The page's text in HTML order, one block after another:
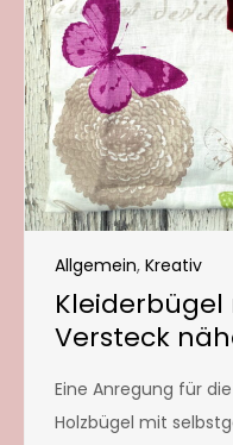
Allgemein, Kreativ
Versteck
Eine Anregung für
Holzbügel mit